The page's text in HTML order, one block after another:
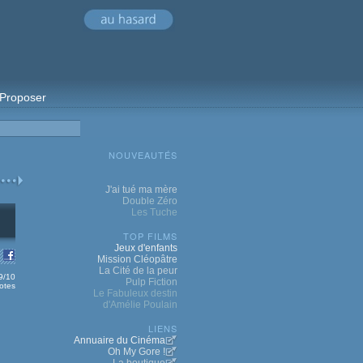
Proposer
10
NOUVEAUTÉS
J'ai tué ma mère
Double Zéro
Les Tuche
TOP FILMS
Jeux d'enfants
Mission Cléopâtre
La Cité de la peur
Pulp Fiction
Le Fabuleux destin
d'Amélie Poulain
LIENS
Annuaire du Cinéma
Oh My Gore !